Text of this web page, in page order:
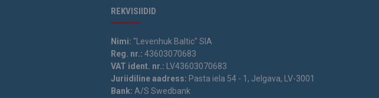
REKVISIIDID
Nimi: "Levenhuk Baltic" SIA
Reg. nr.: 43603070683
VAT ident. nr.: LV43603070683
Juriidiline aadress: Pasta iela 54 - 1, Jelgava, LV-3001
Bank: A/S Swedbank